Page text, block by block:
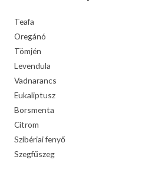
Teafa
Oregánó
Tömjén
Levendula
Vadnarancs
Eukaliptusz
Borsmenta
Citrom
Szibériai fenyő
Szegfűszeg